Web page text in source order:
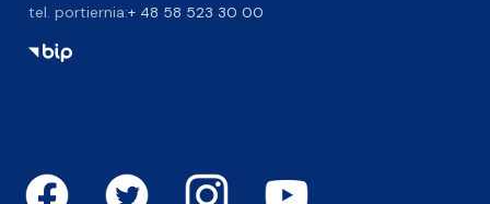
tel. portiernia:+ 48 58 523 30 00